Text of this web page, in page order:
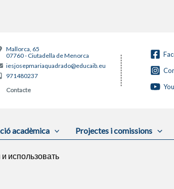
Mallorca, 65
07760 - Ciutadella de Menorca
iesjosepmariaquadrado@educaib.eu
971480237
Contacte
acadèmica Projectes i comissions
использовать